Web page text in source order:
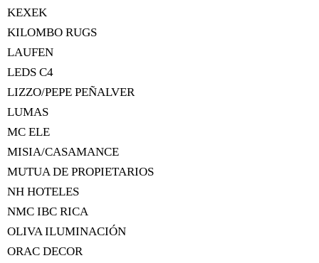
KEXEK
KILOMBO RUGS
LAUFEN
LEDS C4
LIZZO/PEPE PEÑALVER
LUMAS
MC ELE
MISIA/CASAMANCE
MUTUA DE PROPIETARIOS
NH HOTELES
NMC IBC RICA
OLIVA ILUMINACIÓN
ORAC DECOR